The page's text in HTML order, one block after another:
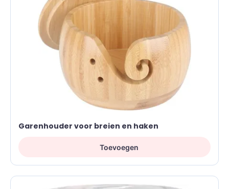
Garenhouder voor breien en haken
Toevoegen